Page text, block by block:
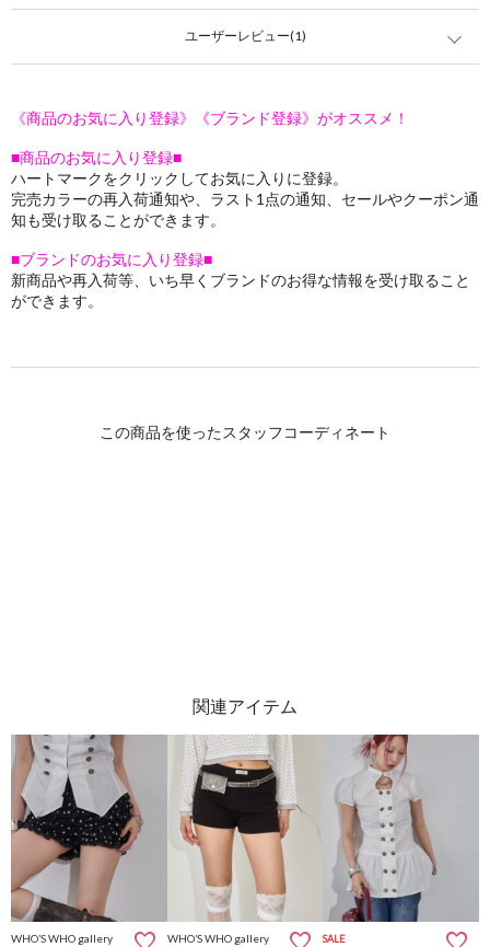
ユーザーレビュー(1)
《商品のお気に入り登録》《ブランド登録》がオススメ！
■商品のお気に入り登録■
ハートマークをクリックしてお気に入りに登録。
完売カラーの再入荷通知や、ラスト1点の通知、セールやクーポン通
知も受け取ることができます。
■ブランドのお気に入り登録■
新商品や再入荷等、いち早くブランドのお得な情報を受け取ること
ができます。
WHO’S WHO gallery
WHO’S WHO gallery
SALE